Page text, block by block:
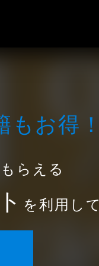
お得！
らえる
を利用して